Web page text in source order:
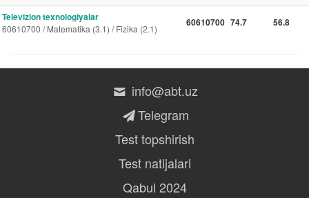
Televizion texnologiyalar
60610700 / Matematika (3.1) / Fizika (2.1)
60610700 74.7 56.8
info@abt.uz
Telegram
Test topshirish
Test natijalari
Qabul 2024